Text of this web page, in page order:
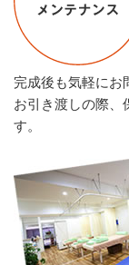
完成後も気軽にお
お引き渡しの際、
す。